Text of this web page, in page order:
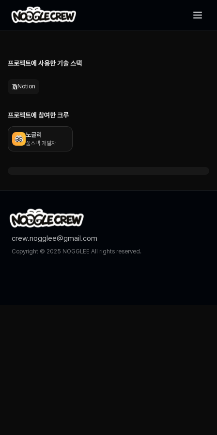
놓치는 케이스 없이 테스트를 진행하고, QA 이슈를 체계적으로 관리하
는 템플릿
프로젝트에 사용한 기술 스택
Notion
프로젝트에 참여한 크루
노글리
풀스택 개발자
crew.nogglee@gmail.com
Copyright © 2025 NOGGLEE All rights reserved.